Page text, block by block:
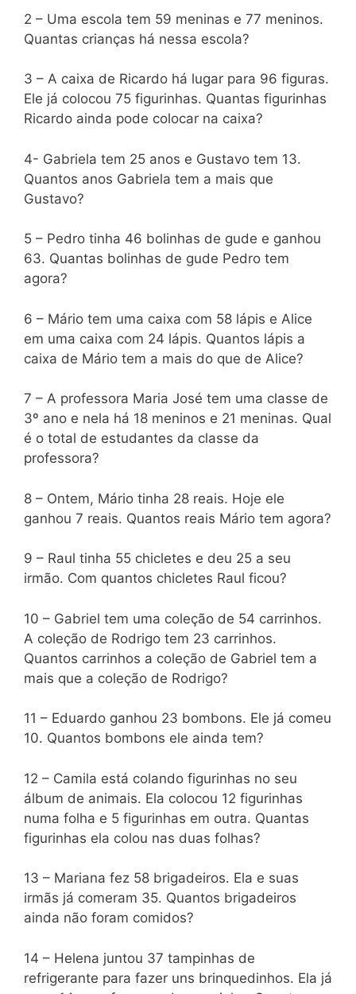
2 – Uma escola tem 59 meninas e 77 meninos.
Quantas crianças há nessa escola?
3 – A caixa de Ricardo há lugar para 96 figuras.
Ele já colocou 75 figurinhas. Quantas figurinhas
Ricardo ainda pode colocar na caixa?
4- Gabriela tem 25 anos e Gustavo tem 13.
Quantos anos Gabriela tem a mais que
Gustavo?
5 – Pedro tinha 46 bolinhas de gude e ganhou
63. Quantas bolinhas de gude Pedro tem
agora?
6 – Mário tem uma caixa com 58 lápis e Alice
em uma caixa com 24 lápis. Quantos lápis a
caixa de Mário tem a mais do que de Alice?
7 – A professora Maria José tem uma classe de
3º ano e nela há 18 meninos e 21 meninas. Qual
é o total de estudantes da classe da
professora?
8 – Ontem, Mário tinha 28 reais. Hoje ele
ganhou 7 reais. Quantos reais Mário tem agora?
9 – Raul tinha 55 chicletes e deu 25 a seu
irmão. Com quantos chicletes Raul ficou?
10 – Gabriel tem uma coleção de 54 carrinhos.
A coleção de Rodrigo tem 23 carrinhos.
Quantos carrinhos a coleção de Gabriel tem a
mais que a coleção de Rodrigo?
11 – Eduardo ganhou 23 bombons. Ele já comeu
10. Quantos bombons ele ainda tem?
12 – Camila está colando figurinhas no seu
álbum de animais. Ela colocou 12 figurinhas
numa folha e 5 figurinhas em outra. Quantas
figurinhas ela colou nas duas folhas?
13 – Mariana fez 58 brigadeiros. Ela e suas
irmãs já comeram 35. Quantos brigadeiros
ainda não foram comidos?
14 – Helena juntou 37 tampinhas de
refrigerante para fazer uns brinquedinhos. Ela já